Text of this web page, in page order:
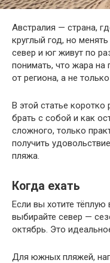
Австралия — страна,
круглый год, но
север и юг живут по
понимать, что жара на
от региона, а не
В этой статье коротко
брать с собой и как
сложного, только
получить
пляжа.
Когда ехать
Если вы хотите тёплую
выбирайте север —
октябрь. Это
Для южных пляжей,